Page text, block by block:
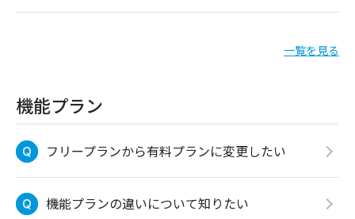
一覧を見る
機能プラン
フリープランから有料プランに変更したい
機能プランの違いについて知りたい